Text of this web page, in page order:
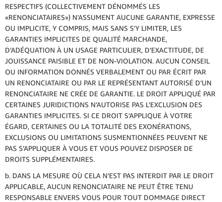
RESPECTIFS (COLLECTIVEMENT DÉNOMMÉS LES
«RENONCIATAIRES») N’ASSUMENT AUCUNE GARANTIE, EXPRESSE
OU IMPLICITE, Y COMPRIS, MAIS SANS S'Y LIMITER, LES
GARANTIES IMPLICITES DE QUALITÉ MARCHANDE,
D’ADÉQUATION À UN USAGE PARTICULIER, D’EXACTITUDE, DE
JOUISSANCE PAISIBLE ET DE NON-VIOLATION. AUCUN CONSEIL
OU INFORMATION DONNÉS VERBALEMENT OU PAR ÉCRIT PAR
UN RENONCIATAIRE OU PAR LE REPRÉSENTANT AUTORISÉ D’UN
RENONCIATAIRE NE CRÉE DE GARANTIE. LE DROIT APPLIQUÉ PAR
CERTAINES JURIDICTIONS N’AUTORISE PAS L’EXCLUSION DES
GARANTIES IMPLICITES. SI CE DROIT S’APPLIQUE À VOTRE
ÉGARD, CERTAINES OU LA TOTALITÉ DES EXONÉRATIONS,
EXCLUSIONS OU LIMITATIONS SUSMENTIONNÉES PEUVENT NE
PAS S’APPLIQUER À VOUS ET VOUS POUVEZ DISPOSER DE
DROITS SUPPLÉMENTAIRES.
b. DANS LA MESURE OÙ CELA N’EST PAS INTERDIT PAR LE DROIT
APPLICABLE, AUCUN RENONCIATAIRE NE PEUT ÊTRE TENU
RESPONSABLE ENVERS VOUS POUR TOUT DOMMAGE DIRECT